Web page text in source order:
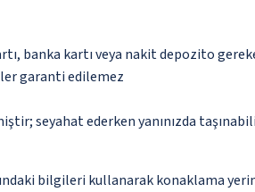
banka kartı veya nakit depozito
garanti edilemez
seyahat ederken yanınızda
bilgileri kullanarak konaklama